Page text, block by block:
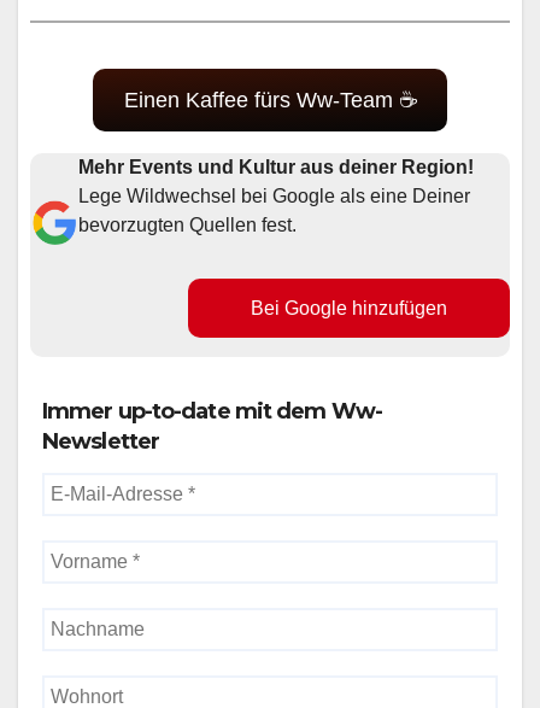
Einen Kaffee fürs Ww-Team ☕
Mehr Events und Kultur aus deiner Region!
Lege Wildwechsel bei Google als eine Deiner
bevorzugten Quellen fest.
Bei Google hinzufügen
Immer up-to-date mit dem Ww-
Newsletter